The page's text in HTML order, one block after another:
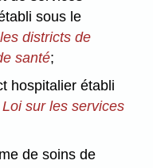
sous le
districts de
santé;
hospitalier établi
Loi sur les services
de soins de